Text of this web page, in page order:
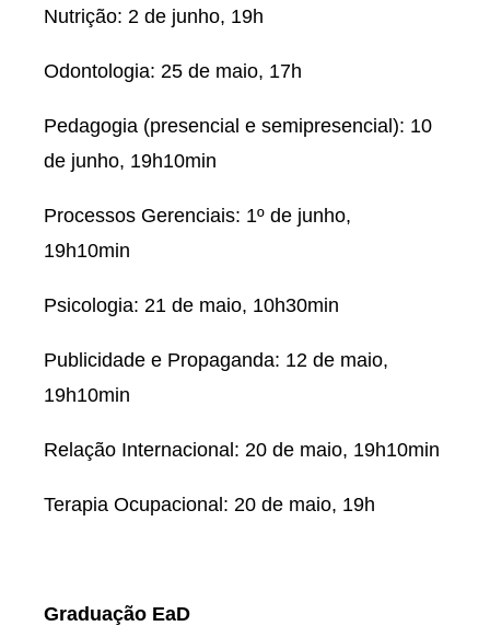
Nutrição: 2 de junho, 19h
Odontologia: 25 de maio, 17h
Pedagogia (presencial e semipresencial): 10
de junho, 19h10min
Processos Gerenciais: 1º de junho,
19h10min
Psicologia: 21 de maio, 10h30min
Publicidade e Propaganda: 12 de maio,
19h10min
Relação Internacional: 20 de maio, 19h10min
Terapia Ocupacional: 20 de maio, 19h
Graduação EaD